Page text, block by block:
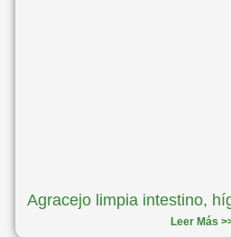
Agracejo limpia intestino,
Leer Más